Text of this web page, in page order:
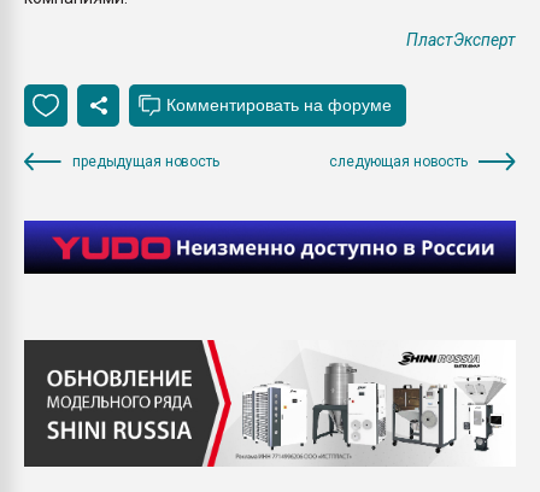
ПластЭксперт
предыдущая новость следующая новость